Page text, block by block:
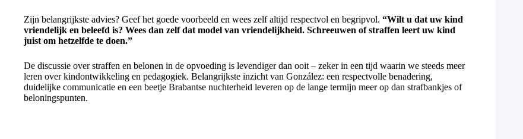
Zijn belangrijkste advies? Geef het goede voorbeeld en wees zelf altijd respectvol en begripvol. “Wilt u dat uw kind
vriendelijk en beleefd is? Wees dan zelf dat model van vriendelijkheid. Schreeuwen of straffen leert uw kind
juist om hetzelfde te doen.”
De discussie over straffen en belonen in de opvoeding is levendiger dan ooit – zeker in een tijd waarin we steeds meer
leren over kindontwikkeling en pedagogiek. Belangrijkste inzicht van González: een respectvolle benadering,
duidelijke communicatie en een beetje Brabantse nuchterheid leveren op de lange termijn meer op dan strafbankjes of
beloningspunten.